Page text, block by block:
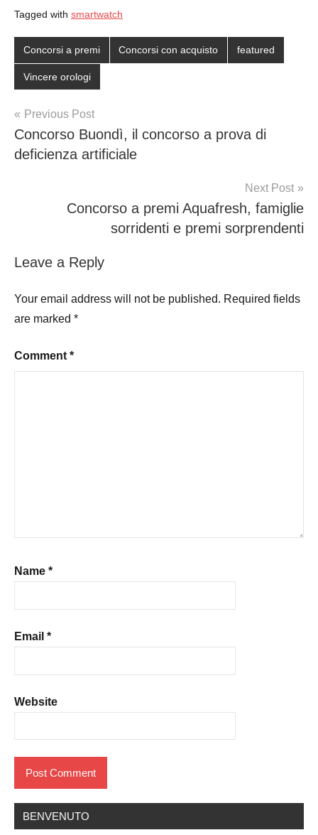
Tagged with smartwatch
Concorsi a premi Concorsi con acquisto featured
Vincere orologi
Post
navigation
Previous Post
Concorso Buondì, il concorso a prova di
deficienza artificiale
Next Post
Concorso a premi Aquafresh, famiglie
sorridenti e premi sorprendenti
Leave a Reply
Your email address will not be published. Required fields
are marked *
Comment *
Name *
Email *
Website
BENVENUTO